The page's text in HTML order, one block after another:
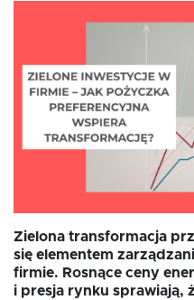
Fundusz FKIS
Rodo
Dokumenty
Rekrutujemy
Kontakt
Zielona transformacja
się elementem
firmie. Rosnące ceny
i presja rynku sprawiają,